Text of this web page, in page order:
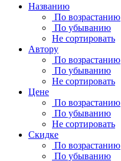
Названию
По возрастанию
По убыванию
Не сортировать
Автору
По возрастанию
По убыванию
Не сортировать
Цене
По возрастанию
По убыванию
Не сортировать
Скидке
По возрастанию
По убыванию